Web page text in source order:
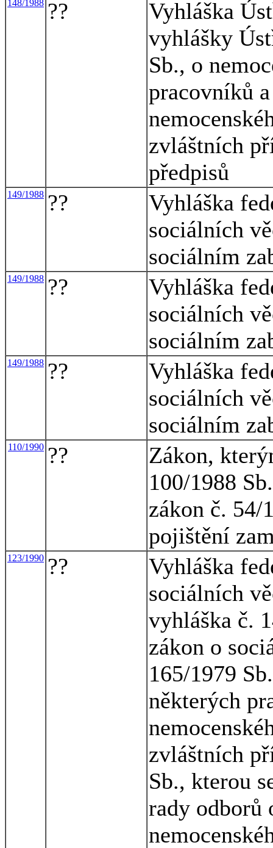
148/1988 ??
Vyhláška
vyhlášky
Sb., o
pracovníků
zvláštních
předpisů
149/1988 ??
Vyhláška
sociálních
sociálním
149/1988 ??
Vyhláška
sociálních
sociálním
149/1988 ??
Vyhláška
sociálních
sociálním
110/1990 ??
Zákon,
100/1988
zákon č. 54/
pojištění
123/1990 ??
Vyhláška
sociálních
vyhláška č.
zákon o
165/1979
některých
zvláštních
Sb., kterou
rady odborů